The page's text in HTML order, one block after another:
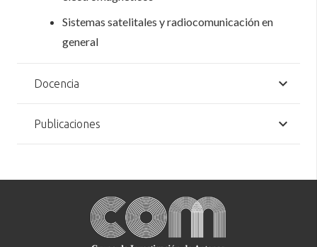
Sistemas satelitales y radiocomunicación en
general
Docencia
Publicaciones